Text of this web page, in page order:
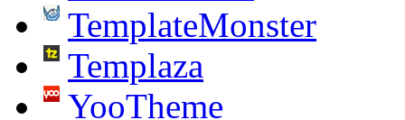
TemplateMonster
Templaza
YooTheme